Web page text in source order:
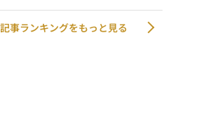
事ランキングをもっと見る